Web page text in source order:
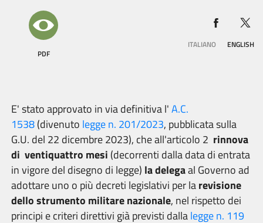
PDF
ITALIANO ENGLISH
E' stato approvato in via definitiva l'A.C.
1538(divenuto legge n. 201/2023, pubblicata sulla
G.U. del 22 dicembre 2023), che all'articolo 2 rinnova
di ventiquattro mesi (decorrenti dalla data di entrata
in vigore del disegno di legge) la delegaal Governo ad
adottare uno o più decreti legislativi per larevisione
dello strumento militare nazionale, nel rispetto dei
principi e criteri direttivi già previsti dallalegge n. 119